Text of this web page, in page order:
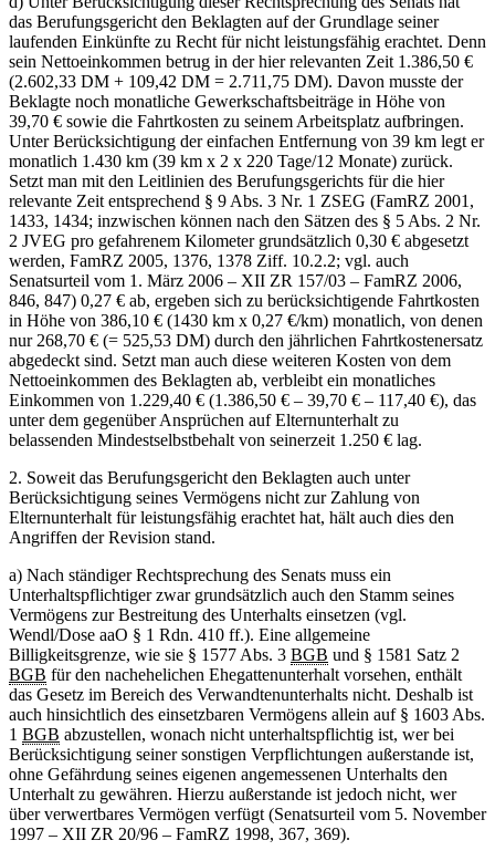
das Berufungsgericht den Beklagten auf der Grundlage seiner
laufenden Einkünfte zu Recht für nicht leistungsfähig erachtet. Denn
sein Nettoeinkommen betrug in der hier relevanten Zeit 1.386,50 €
(2.602,33 DM + 109,42 DM = 2.711,75 DM). Davon musste der
Beklagte noch monatliche Gewerkschaftsbeiträge in Höhe von
39,70 € sowie die Fahrtkosten zu seinem Arbeitsplatz aufbringen.
Unter Berücksichtigung der einfachen Entfernung von 39 km legt er
monatlich 1.430 km (39 km x 2 x 220 Tage/12 Monate) zurück.
Setzt man mit den Leitlinien des Berufungsgerichts für die hier
relevante Zeit entsprechend § 9 Abs. 3 Nr. 1 ZSEG (FamRZ 2001,
1433, 1434; inzwischen können nach den Sätzen des § 5 Abs. 2 Nr.
2 JVEG pro gefahrenem Kilometer grundsätzlich 0,30 € abgesetzt
werden, FamRZ 2005, 1376, 1378 Ziff. 10.2.2; vgl. auch
Senatsurteil vom 1. März 2006 – XII ZR 157/03 – FamRZ 2006,
846, 847) 0,27 € ab, ergeben sich zu berücksichtigende Fahrtkosten
in Höhe von 386,10 € (1430 km x 0,27 €/km) monatlich, von denen
nur 268,70 € (= 525,53 DM) durch den jährlichen Fahrtkostenersatz
abgedeckt sind. Setzt man auch diese weiteren Kosten von dem
Nettoeinkommen des Beklagten ab, verbleibt ein monatliches
Einkommen von 1.229,40 € (1.386,50 € – 39,70 € – 117,40 €), das
unter dem gegenüber Ansprüchen auf Elternunterhalt zu
belassenden Mindestselbstbehalt von seinerzeit 1.250 € lag.
2. Soweit das Berufungsgericht den Beklagten auch unter
Berücksichtigung seines Vermögens nicht zur Zahlung von
Elternunterhalt für leistungsfähig erachtet hat, hält auch dies den
Angriffen der Revision stand.
a) Nach ständiger Rechtsprechung des Senats muss ein
Unterhaltspflichtiger zwar grundsätzlich auch den Stamm seines
Vermögens zur Bestreitung des Unterhalts einsetzen (vgl.
Wendl/Dose aaO § 1 Rdn. 410 ff.). Eine allgemeine
Billigkeitsgrenze, wie sie § 1577 Abs. 3 BGB und § 1581 Satz 2
BGB für den nachehelichen Ehegattenunterhalt vorsehen, enthält
das Gesetz im Bereich des Verwandtenunterhalts nicht. Deshalb ist
auch hinsichtlich des einsetzbaren Vermögens allein auf § 1603 Abs.
1 BGB abzustellen, wonach nicht unterhaltspflichtig ist, wer bei
Berücksichtigung seiner sonstigen Verpflichtungen außerstande ist,
ohne Gefährdung seines eigenen angemessenen Unterhalts den
Unterhalt zu gewähren. Hierzu außerstande ist jedoch nicht, wer
über verwertbares Vermögen verfügt (Senatsurteil vom 5. November
1997 – XII ZR 20/96 – FamRZ 1998, 367, 369).